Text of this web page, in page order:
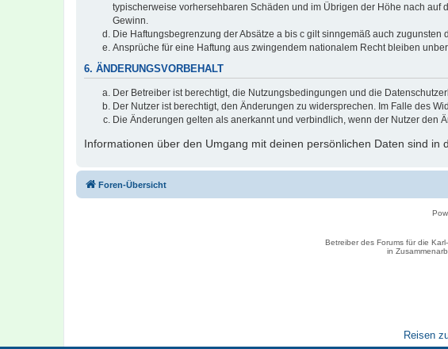
typischerweise vorhersehbaren Schäden und im Übrigen der Höhe nach
Gewinn.
Die Haftungsbegrenzung der Absätze a bis c gilt sinngemäß auch
Ansprüche für eine Haftung aus zwingendem nationalem Recht bleiben
6. ÄNDERUNGSVORBEHALT
Der Betreiber ist berechtigt, die Nutzungsbedingungen und die
Der Nutzer ist berechtigt, den Änderungen zu widersprechen. Im Falle des
Die Änderungen gelten als anerkannt und verbindlich, wenn der Nutzer den
Informationen über den Umgang mit deinen persönlichen Daten sind in
Foren-Übersicht
Betreiber des Forums für die
in
Reisen